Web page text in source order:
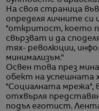
На своя страница
определя личните си
"откритост, което
свързват и да
тях- революции,
минимализъм."
Освен това през
обект на успешната
"Социалната мрежа",
отхвърля
подъл еготист.